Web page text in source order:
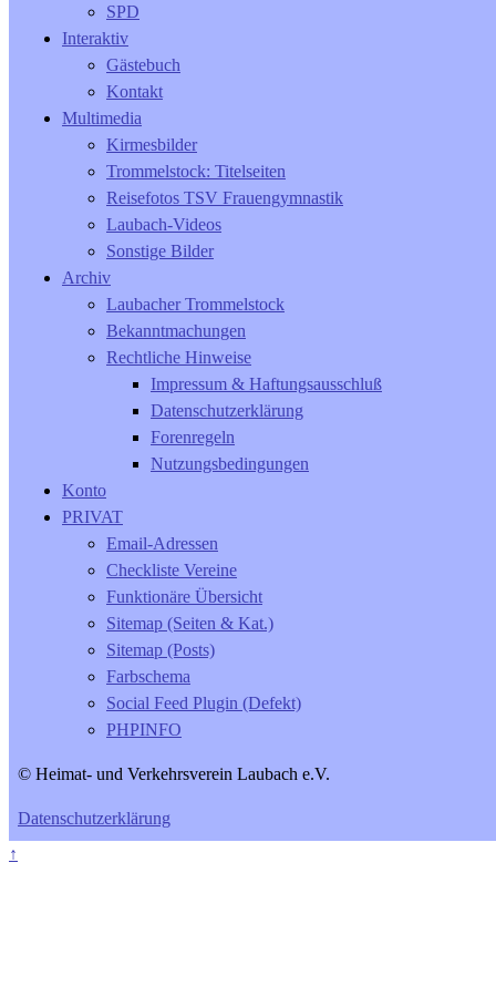
SPD
Interaktiv
Gästebuch
Kontakt
Multimedia
Kirmesbilder
Trommelstock: Titelseiten
Reisefotos TSV Frauengymnastik
Laubach-Videos
Sonstige Bilder
Archiv
Laubacher Trommelstock
Bekanntmachungen
Rechtliche Hinweise
Impressum & Haftungsausschluß
Datenschutzerklärung
Forenregeln
Nutzungsbedingungen
Konto
PRIVAT
Email-Adressen
Checkliste Vereine
Funktionäre Übersicht
Sitemap (Seiten & Kat.)
Sitemap (Posts)
Farbschema
Social Feed Plugin (Defekt)
PHPINFO
© Heimat- und Verkehrsverein Laubach e.V.
Datenschutzerklärung
↑